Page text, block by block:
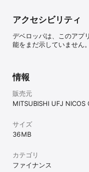
アクセシビリティ
デベロッパは、このアプ
能をまだ示していません。
情報
販売元
MITSUBISHI UFJ NICOS
サイズ
36 MB
カテゴリ
ファイナンス